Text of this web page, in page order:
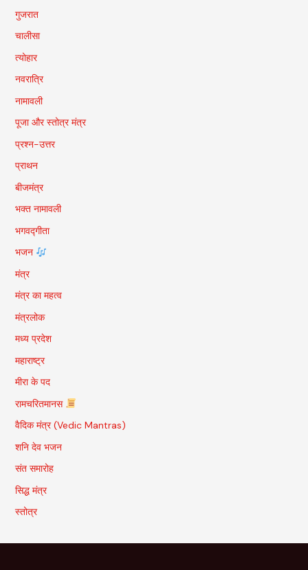
गुजरात
चालीसा
त्योहार
नवरात्रि
नामावली
पूजा और स्तोत्र मंत्र
प्रश्न-उत्तर
प्राथन
बीजमंत्र
भक्त नामावली
भगवद्गीता
भजन
मंत्र
मंत्र का महत्व
मंत्रलोक
मध्य प्रदेश
महाराष्ट्र
मीरा के पद
रामचरितमानस
वैदिक मंत्र (Vedic Mantras)
शनि देव भजन
संत समारोह
सिद्ध मंत्र
स्तोत्र